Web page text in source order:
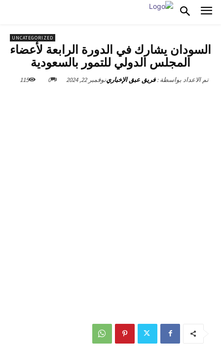
UNCATEGORIZED
السودان يشارك في الدورة الرابعة لأعضاء
المجلس الدولي للتمور بالسعودية
تم الاعداد بواسطة : فريق عبق الإخبارينوفمبر 22, 2024 0
115